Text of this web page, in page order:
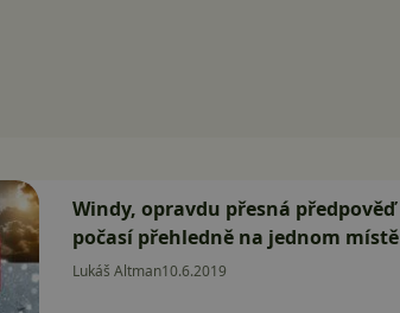
Windy, opravdu přesná předpověď
počasí přehledně na jednom místě
Lukáš Altman10.6.2019